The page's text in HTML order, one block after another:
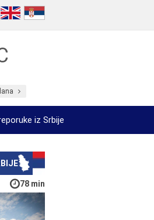
iz Srbije
78 min